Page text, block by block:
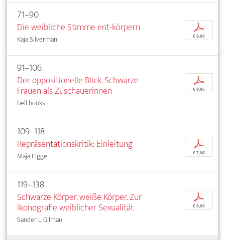
71–90
Die weibliche Stimme ent-körpern
Kaja Silverman
p
€ 9,95
91–106
Der oppositionelle Blick. Schwarze
Frauen als Zuschauerinnen
bell hooks
p
€ 9,95
109–118
Repräsentationskritik: Einleitung
Maja Figge
p
€ 7,95
119–138
Schwarze Körper, weiße Körper. Zur
Ikonografie weiblicher Sexualität
Sander L. Gilman
p
€ 9,95